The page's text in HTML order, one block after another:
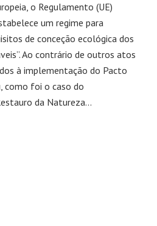
o Regulamento (UE)
um regime para
de conceção ecológica dos
Ao contrário de outros atos
à implementação do Pacto
como foi o caso do
da Natureza...